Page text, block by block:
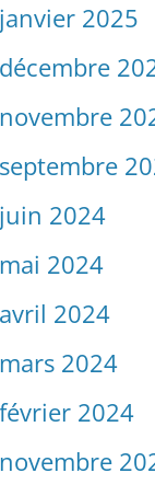
janvier 2025
décembre
novembre
septembre
juin 2024
mai 2024
avril 2024
mars 2024
février 2024
novembre